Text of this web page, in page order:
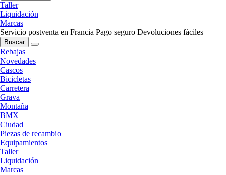
Taller
Liquidación
Marcas
Servicio postventa en Francia Pago seguro Devoluciones fáciles
Buscar
Rebajas
Novedades
Cascos
Bicicletas
Carretera
Grava
Montaña
BMX
Ciudad
Piezas de recambio
Equipamientos
Taller
Liquidación
Marcas